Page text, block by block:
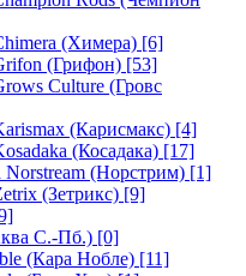
(Химера) [6]
(Грифон) [53]
Culture (Гровс
(Карисмакс) [4]
(Косадака) [17]
(Норстрим) [1]
(Зетрикс) [9]
С.-Пб.) [0]
(Кара Нобле) [11]